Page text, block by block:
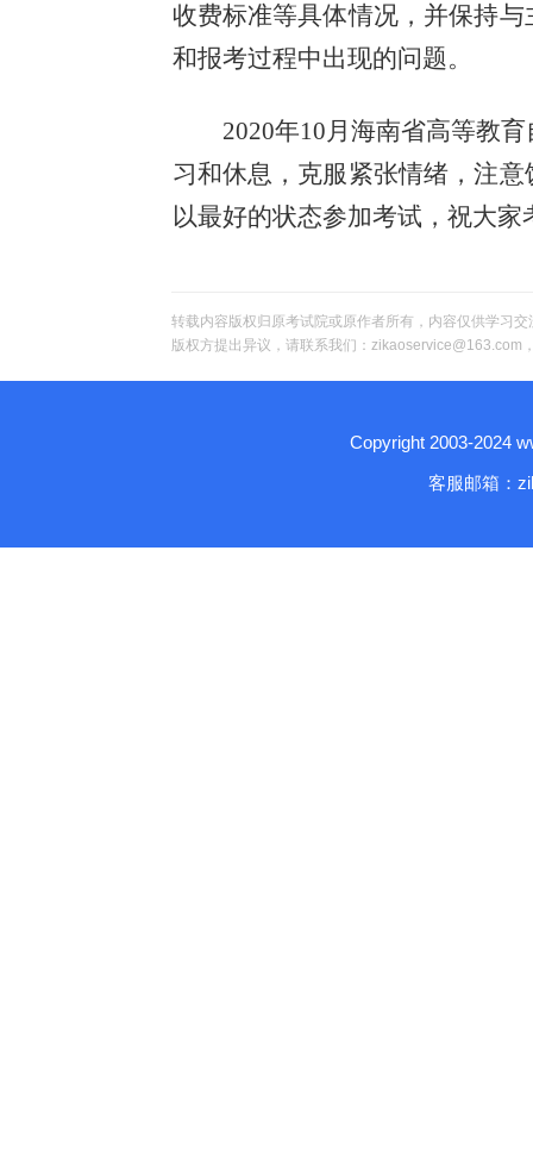
收费标准等具体情况，并保持
和报考过程中出现的问题。
2020年10月海南省高等教
习和休息，克服紧张情绪，注
以最好的状态参加考试，祝大家
转载内容版权归原考试院或原作者所有，内容仅供学习
版权方提出异议，请联系我们：zikaoservice@163.com
Copyright 2003-2024
客服邮箱：